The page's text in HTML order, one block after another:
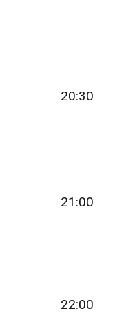
20:30
21:00
22:00